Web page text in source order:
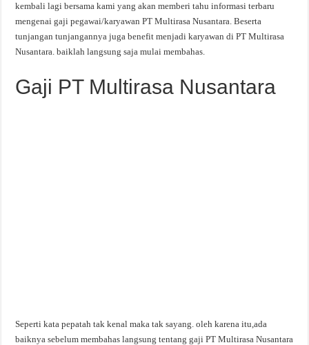
kembali lagi bersama kami yang akan memberi tahu informasi terbaru
mengenai gaji pegawai/karyawan PT Multirasa Nusantara. Beserta
tunjangan tunjangannya juga benefit menjadi karyawan di PT Multirasa
Nusantara. baiklah langsung saja mulai membahas.
Gaji PT Multirasa Nusantara
Seperti kata pepatah tak kenal maka tak sayang. oleh karena itu,ada
baiknya sebelum membahas langsung tentang gaji PT Multirasa Nusantara